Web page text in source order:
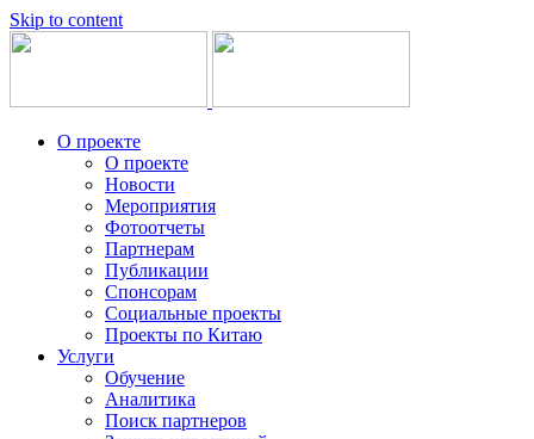
Skip to content
О проекте
О проекте
Новости
Мероприятия
Фотоотчеты
Партнерам
Публикации
Спонсорам
Социальные проекты
Проекты по Китаю
Услуги
Обучение
Аналитика
Поиск партнеров